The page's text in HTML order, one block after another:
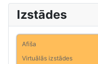
Izstādes
Afiša
Virtuālās izstādes